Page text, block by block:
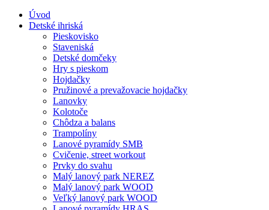
Úvod
Detské ihriská
Pieskovisko
Staveniská
Detské domčeky
Hry s pieskom
Hojdačky
Pružinové a prevažovacie hojdačky
Lanovky
Kolotoče
Chôdza a balans
Trampolíny
Lanové pyramídy SMB
Cvičenie, street workout
Prvky do svahu
Malý lanový park NEREZ
Malý lanový park WOOD
Veľký lanový park WOOD